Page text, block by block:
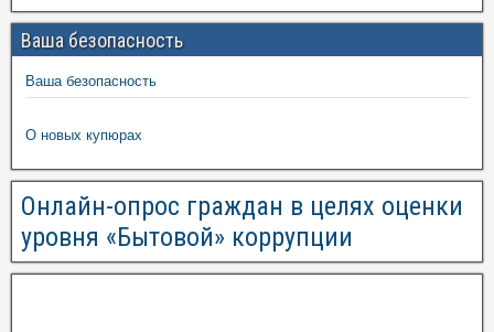
Ваша безопасность
Ваша безопасность
О новых купюрах
Онлайн-опрос граждан в целях оценки
уровня «Бытовой» коррупции